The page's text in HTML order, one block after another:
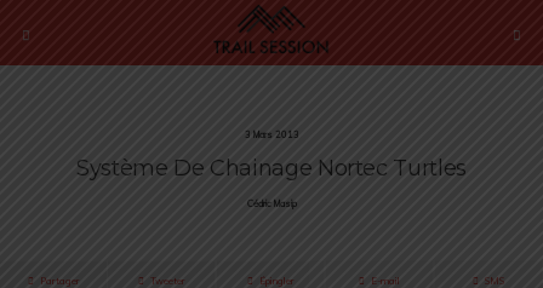
3 Mars 2013
Système De Chainage Nortec Turtles
Cédric Masip
Partager Tweeter Épingler E-mail SMS